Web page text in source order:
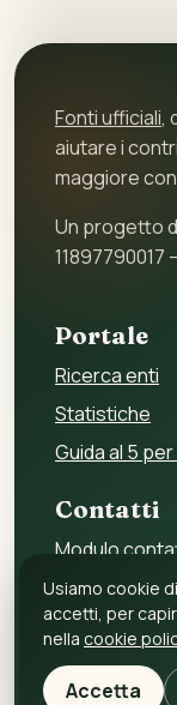
Fonti ufficiali,
aiutare i
maggiore
Un progetto
11897790017
Portale
Ricerca enti
Statistiche
Guida al 5 per
Contatti
Modulo
Per gli enti
Per i fornitori
Privacy policy
Usiamo cookie
accetti, per
nella cookie
Accetta